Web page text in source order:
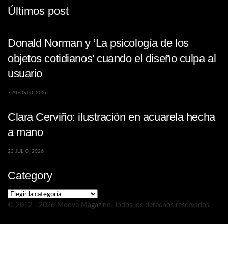
Últimos post
Donald Norman y ‘La psicología de los
objetos cotidianos’ cuando el diseño culpa al
usuario
7 AGOSTO, 2026
Clara Cerviño: ilustración en acuarela hecha
a mano
23 JULIO, 2026
Category
Category
© 2012 - 2026 Moove Magazine. Todos los derechos reservados.